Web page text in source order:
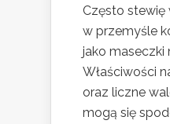
Często stewię
w przemyśle
jako maseczki
Właściwości
oraz liczne
mogą się